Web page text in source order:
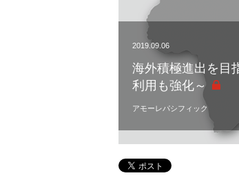
2019.09.06
海外積極進出を目
利用も強化～
アモーレパシフィック